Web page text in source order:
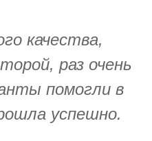
качества,
раз очень
помогли в
успешно.